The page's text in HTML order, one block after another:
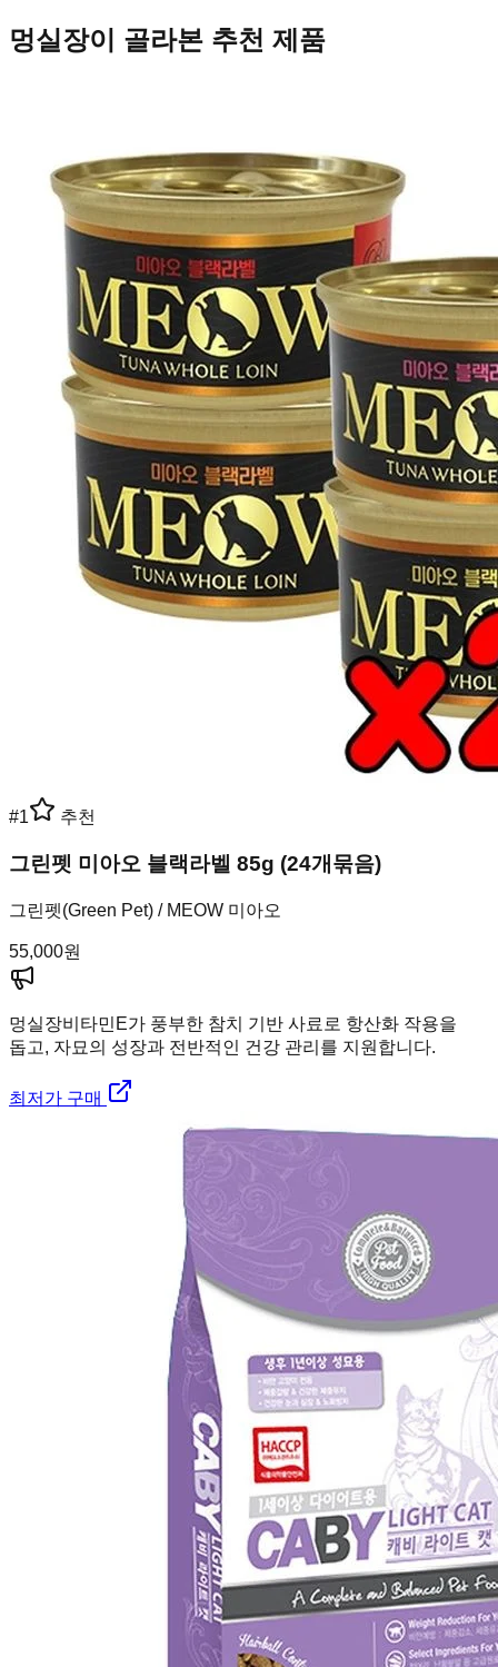
멍실장이 골라본 추천 제품
#1 추천
그린펫 미아오 블랙라벨 85g (24개묶음)
그린펫(Green Pet) / MEOW 미아오
55,000원
멍실장비타민E가 풍부한 참치 기반 사료로 항산화 작용을
돕고, 자묘의 성장과 전반적인 건강 관리를 지원합니다.
최저가 구매